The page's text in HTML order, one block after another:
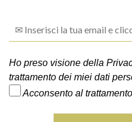
Ho preso visione della
trattamento dei miei dati
Acconsento al trattamento